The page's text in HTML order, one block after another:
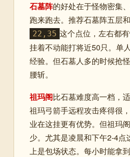
石墓阵的好处在于怪物密集
跑来跑去。推荐石墓阵五层
22,35 这个点位，左右都
挂着不动能打将近50只。单
经验。但石墓人多的时候抢
腰斩。
祖玛阁比石墓难度高一档，
祖玛弓箭手远程攻击疼得很
业在这挂更有优势。但祖玛
少。尤其是凌晨和下午2-4点
上是包场状态。每小时能拿到